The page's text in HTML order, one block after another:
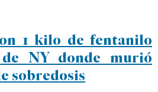
1 kilo de fentanilo
NY donde murió
sobredosis